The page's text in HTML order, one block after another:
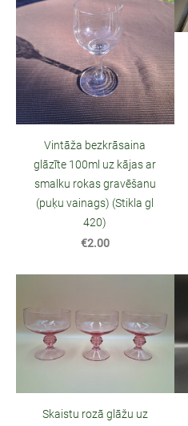
Vintāža bezkrāsaina
glāzīte 100ml uz kājas ar
smalku rokas gravēšanu
(puķu vainags) (Stikla gl
420)
€2.00
Skaistu rozā glāžu uz